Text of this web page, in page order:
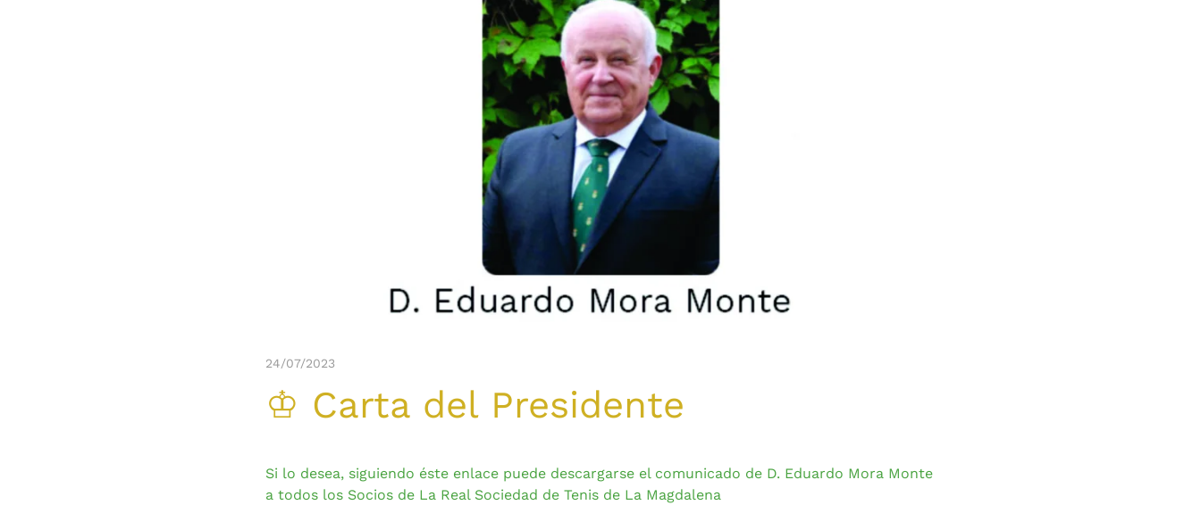
24/07/2023
♔ Carta del Presidente
Si lo desea, siguiendo éste enlace puede descargarse el comunicado de D. Eduardo Mora Monte
a todos los Socios de La Real Sociedad de Tenis de La Magdalena